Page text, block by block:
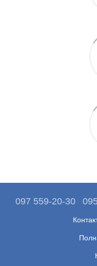
097 559-20-30